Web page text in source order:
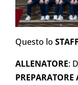
Questo lo STAFF
ALLENATORE:
PREPARATORE